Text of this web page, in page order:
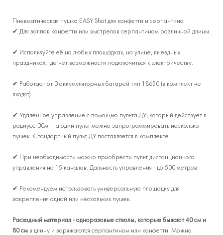
Пневматическая пушка EASY Shot для конфетти и серпантина
✔ Для залпов конфетти или выстрелов серпантином различной длины.
✔ Используйте её на любых площадках, на улице, выездных
праздниках, где нет возможности подключиться к электричеству.
✔ Работает от 3 аккумуляторных батарей тип 18650 (в комплект не
входят).
✔ Удаленное управление с помощью пульта ДУ, который действует в
радиусе 30м. На один пульт можно запрограммировать несколько
пушек. Стандартный пульт ДУ поставляется в комплекте.
✔ При необходимости можно приобрести пульт дистанционного
управления на 15 каналов. Дальность управления - до 500 метров.
✔ Рекомендуем использовать универсальную площадку для
закрепления одной или нескольких пушек.
Расходный материал - одноразовые стволы, которые бывают 40 см и
80 см в длину и заряжаются серпантином или конфетти. Можно